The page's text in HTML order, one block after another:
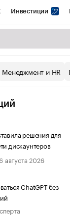
Инвестиции
Конференции
Менеджмент и HR
решения для
дискаунтеров
6 августа 2026
ChatGPT без